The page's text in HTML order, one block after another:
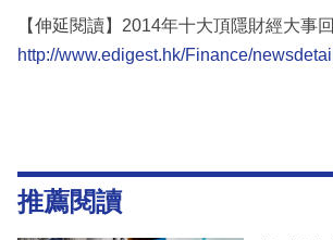
【伸延閱讀】2014年十大頂隱財經大事
http://www.edigest.hk/Finance/
推薦閱讀